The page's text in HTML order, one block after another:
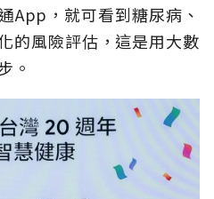
App，就可看到糖尿病、
的風險評估，這是用大數
。